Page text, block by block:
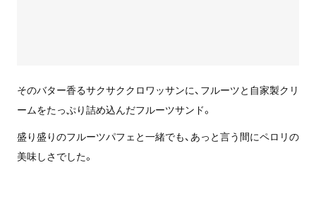
そのバター香るサクサククロワッサンに、フルーツと自家製クリ
ームをたっぷり詰め込んだフルーツサンド。
盛り盛りのフルーツパフェと一緒でも、あっと言う間にペロリの
美味しさでした。